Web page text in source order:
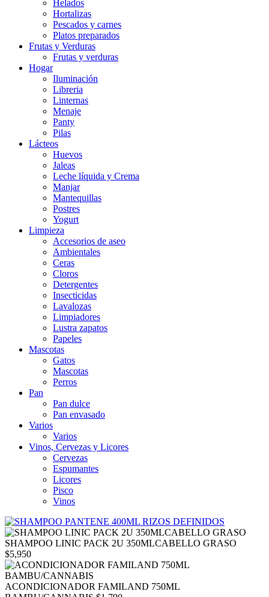
Helados
Hortalizas
Pescados y carnes
Platos preparados
Frutas y Verduras
Frutas y verduras
Hogar
Iluminación
Libreria
Linternas
Menaje
Panty
Pilas
Lácteos
Huevos
Jaleas
Leche líquida y Crema
Manjar
Mantequillas
Postres
Yogurt
Limpieza
Accesorios de aseo
Ambientales
Ceras
Cloros
Detergentes
Insecticidas
Lavalozas
Limpiadores
Lustra zapatos
Papeles
Mascotas
Gatos
Mascotas
Perros
Pan
Pan dulce
Pan envasado
Varios
Varios
Vinos, Cervezas y Licores
Cervezas
Espumantes
Licores
Pisco
Vinos
SHAMPOO LINIC PACK 2U 350MLCABELLO GRASO
$5,950
ACONDICIONADOR FAMILAND 750ML